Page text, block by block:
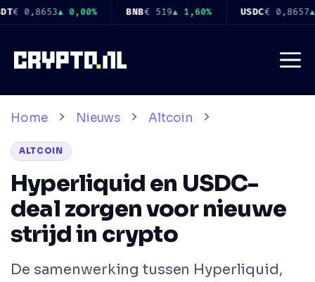
Ga
inhoud
USDC€ 0,8657 ▲ 0,00% XRP€ 0,9075 ▼ 1,60%
Home Nieuws Altcoin
ALTCOIN
Hyperliquid en USDC-
deal zorgen voor nieuwe
strijd in crypto
De samenwerking tussen Hyperliquid,